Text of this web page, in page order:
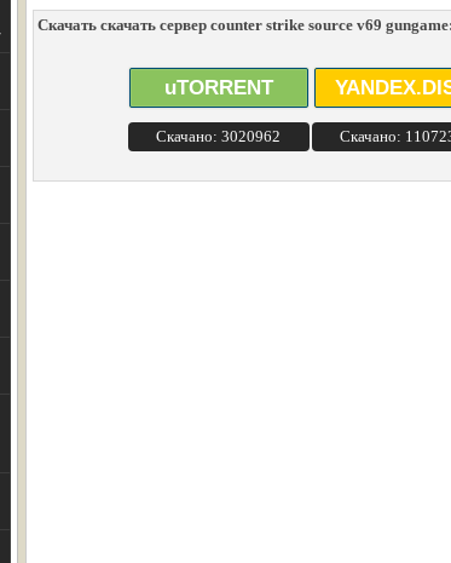
Скачать скачать сервер counter strike source v69 gungame:
uTORRENT
Скачано: 3020962 Скачано: